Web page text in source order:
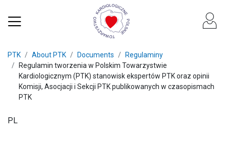
PTK About PTK Documents
Regulaminy
Regulamin tworzenia w Polskim Towarzystwie
Kardiologicznym (PTK) stanowisk ekspertów PTK oraz opinii
Komisji, Asocjacji i Sekcji PTK publikowanych w czasopismach
PTK
PL